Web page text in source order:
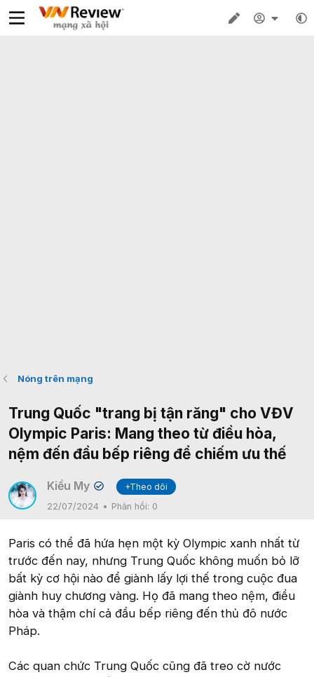
Nóng trên mạng
Trung Quốc "trang bị tận răng" cho VĐV
Olympic Paris: Mang theo từ điều hòa,
nệm đến đầu bếp riêng để chiếm ưu thế
Kiều My ✔
+Theo dõi
22/07/2024
Phản hồi: 0
Paris có thể đã hứa hẹn một kỳ Olympic xanh nhất từ
trước đến nay, nhưng Trung Quốc không muốn bỏ lỡ
bất kỳ cơ hội nào để giành lấy lợi thế trong cuộc đua
giành huy chương vàng. Họ đã mang theo nệm, điều
hòa và thậm chí cả đầu bếp riêng đến thủ đô nước
Pháp.
Các quan chức Trung Quốc cũng đã treo cờ nước